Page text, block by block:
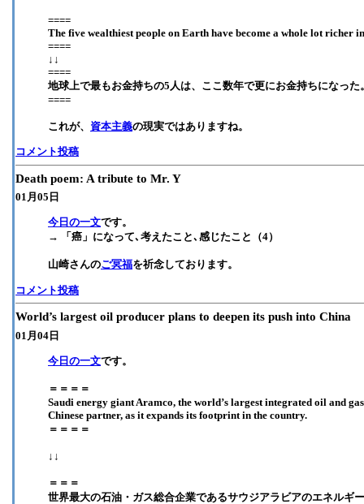
====
The five wealthiest people on Earth have become a whole lot richer
====
↓↓
====
地球上で最もお金持ちの5人は、ここ数年で更にお金持ちになった
====
これが、 資本主義の現実ではありますね。
コメント投稿
Death poem: A tribute to Mr. Y
01月05日
今日の一文です。
→ 「癌」になって､考えたこと､感じたこと（4）
山崎さんのご冥福を祈念しております。
コメント投稿
World’s largest oil producer plans to deepen its push into China
01月04日
今日の一文です。
＝＝＝＝
Saudi energy giant Aramco, the world’s largest integrated oil and
Chinese partner, as it expands its footprint in the country.
＝＝＝＝
↓↓
＝＝＝
世界最大の石油・ガス総合企業であるサウジアラビアのエネルギ